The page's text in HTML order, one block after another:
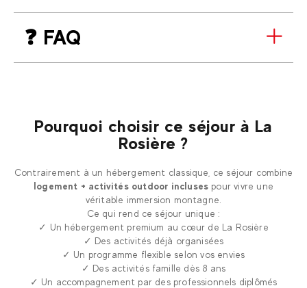
❓ FAQ
Pourquoi choisir ce séjour à La
Rosière ?
Contrairement à un hébergement classique, ce séjour combine
logement + activités outdoor incluses pour vivre une
véritable immersion montagne.
Ce qui rend ce séjour unique :
✓ Un hébergement premium au cœur de La Rosière
✓ Des activités déjà organisées
✓ Un programme flexible selon vos envies
✓ Des activités famille dès 8 ans
✓ Un accompagnement par des professionnels diplômés